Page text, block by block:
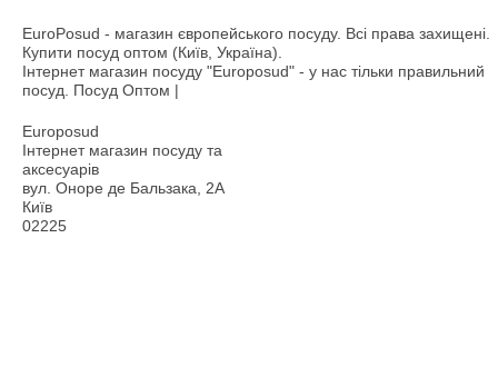
EuroPosud - магазин європейського посуду. Всі права захищені.
Купити посуд оптом (Київ, Україна).
Інтернет магазин посуду "Europosud" - у нас тільки правильний
посуд. Посуд Оптом |
Europosud
Інтернет магазин посуду та
аксесуарів
вул. Оноре де Бальзака, 2А
Київ
02225